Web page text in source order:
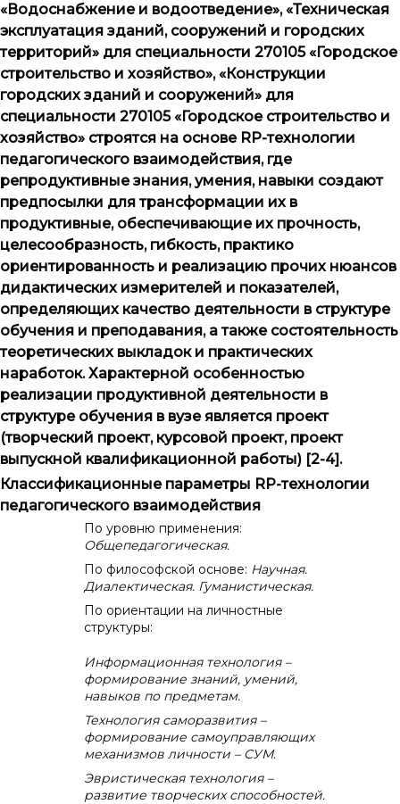
«Водоснабжение и водоотведение», «Техническая
эксплуатация зданий, сооружений и городских
территорий» для специальности 270105 «Городское
строительство и хозяйство», «Конструкции
городских зданий и сооружений» для
специальности 270105 «Городское строительство и
хозяйство» строятся на основе RP-технологии
педагогического взаимодействия, где
репродуктивные знания, умения, навыки создают
предпосылки для трансформации их в
продуктивные, обеспечивающие их прочность,
целесообразность, гибкость, практико
ориентированность и реализацию прочих нюансов
дидактических измерителей и показателей,
определяющих качество деятельности в структуре
обучения и преподавания, а также состоятельность
теоретических выкладок и практических
наработок. Характерной особенностью
реализации продуктивной деятельности в
структуре обучения в вузе является проект
(творческий проект, курсовой проект, проект
выпускной квалификационной работы) [2-4].
Классификационные параметры RP-технологии
педагогического взаимодействия
По уровню применения:
Общепедагогическая.
По философской основе: Научная.
Диалектическая. Гуманистическая.
По ориентации на личностные
структуры:
Информационная технология –
формирование знаний, умений,
навыков по предметам.
Технология саморазвития –
формирование самоуправляющих
механизмов личности – СУМ.
Эвристическая технология –
развитие творческих способностей.